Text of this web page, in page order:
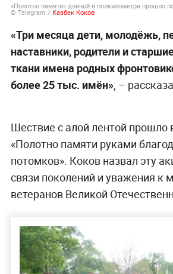
«Полотно памяти» длиной в полкилометра прошло
© Telegram / Казбек Коков
«Три месяца дети, молодёжь,
наставники, родители и
ткани имена родных
более 25 тыс. имён», –
Шествие с алой лентой прошло
«Полотно памяти руками
потомков». Коков назвал эту
связи поколений и уважения к
ветеранов Великой